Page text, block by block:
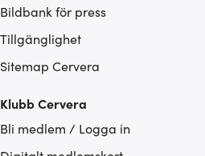
Bildbank för press
Tillgänglighet
Sitemap Cervera
Klubb Cervera
Bli medlem / Logga in